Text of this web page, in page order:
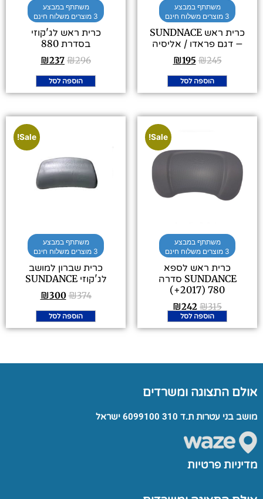
משתתף במבצע
3 מוצרים משלוח חינם
כרית ראש SUNDNACE
– דגם פראדו / אליסיה
₪245
₪195
הוספה לסל
משתתף במבצע
3 מוצרים משלוח חינם
כרית ראש לג'קוזי
בסדרת 880
₪296
₪237
הוספה לסל
Sale!
משתתף במבצע
3 מוצרים משלוח חינם
כרית ראש לספא
SUNDANCE סדרה
780 (2017+)
₪315
₪242
הוספה לסל
Sale!
משתתף במבצע
3 מוצרים משלוח חינם
כרית שברון למושב
לג'קוזי SUNDANCE
₪374
₪300
הוספה לסל
אולם התצוגה ומשרדים
מושב בני עטרות ת.ד 310 6099100 ישראל
מדיניות פרטיות